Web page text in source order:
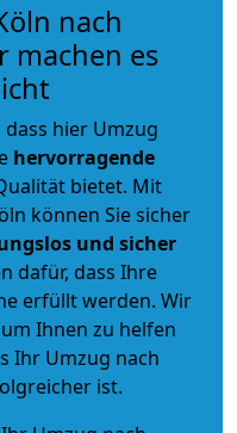
nach
machen es
hier Umzug
hervorragende
bietet. Mit
können Sie sicher
und sicher
dafür, dass Ihre
erfüllt werden. Wir
Ihnen zu helfen
Ihr Umzug nach
ist.